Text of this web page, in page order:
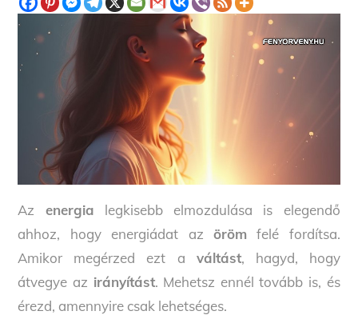
Az energia legkisebb elmozdulása is elegendő
ahhoz, hogy energiádat az öröm felé fordítsa.
Amikor megérzed ezt a váltást, hagyd, hogy
átvegye az irányítást. Mehetsz ennél tovább is, és
érezd, amennyire csak lehetséges.